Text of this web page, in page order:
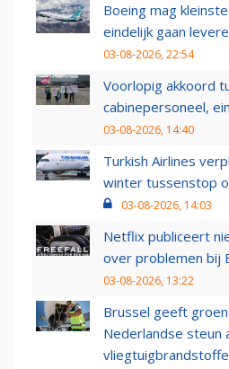
Boeing mag
eindelijk gaan
03-08-2026, 22:54
Voorlopig akkoord
cabinepersoneel,
03-08-2026, 14:40
Turkish Airlines
winter tussenstop
03-08-2026, 14:03
Netflix publiceert
over problemen bij
03-08-2026, 13:22
Brussel geeft
Nederlandse steun